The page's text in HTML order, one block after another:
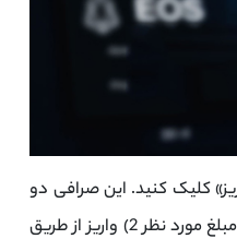
کلیک کنید. این صرافی دو
روش واریز ارائه می ‌دهد: 1) پرداخت آنی از طریق درگاه بانکی با انتخاب کارت و مبلغ مورد نظر 2) واریز از طریق